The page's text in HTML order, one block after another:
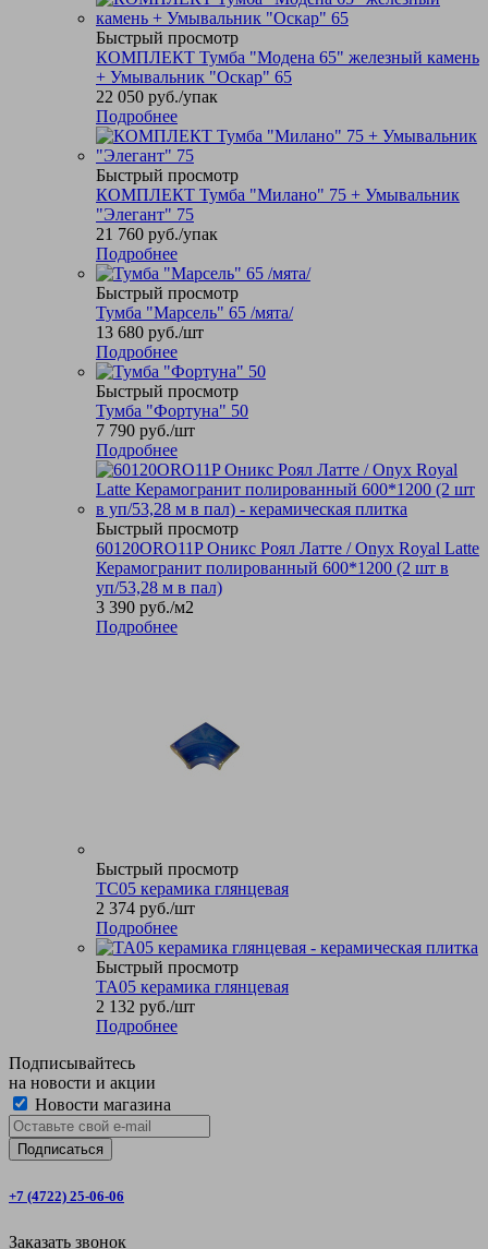
Быстрый просмотр
КОМПЛЕКТ Тумба "Модена 65" железный камень
+ Умывальник "Оскар" 65
22 050 руб./упак
Подробнее
Быстрый просмотр
КОМПЛЕКТ Тумба "Милано" 75 + Умывальник
"Элегант" 75
21 760 руб./упак
Подробнее
Быстрый просмотр
Тумба "Марсель" 65 /мята/
13 680 руб./шт
Подробнее
Быстрый просмотр
Тумба "Фортуна" 50
7 790 руб./шт
Подробнее
Быстрый просмотр
60120ORO11P Оникс Роял Латте / Onyx Royal Latte
Керамогранит полированный 600*1200 (2 шт в
уп/53,28 м в пал)
3 390 руб./м2
Подробнее
Быстрый просмотр
TC05 керамика глянцевая
2 374 руб./шт
Подробнее
Быстрый просмотр
TA05 керамика глянцевая
2 132 руб./шт
Подробнее
Подписывайтесь
на новости и акции
Новости магазина
+7 (4722) 25-06-06
Заказать звонок